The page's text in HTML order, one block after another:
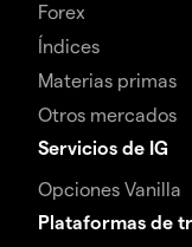
Forex
Índices
Materias primas
Otros mercados
Servicios de IG
Opciones Vanilla
Plataformas de